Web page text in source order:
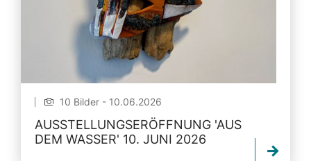
10 Bilder - 10.06.2026
AUSSTELLUNGSERÖFFNUNG 'AUS
DEM WASSER' 10. JUNI 2026